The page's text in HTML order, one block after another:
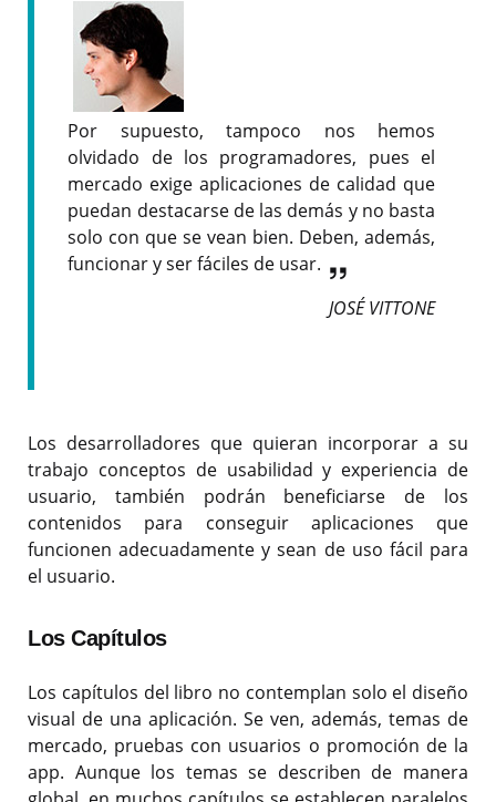
Por supuesto, tampoco nos hemos
olvidado de los programadores, pues el
mercado exige aplicaciones de calidad que
puedan destacarse de las demás y no basta
solo con que se vean bien. Deben, además,
funcionar y ser fáciles de usar.
JOSÉ VITTONE
Los desarrolladores que quieran incorporar a su
trabajo conceptos de usabilidad y experiencia de
usuario, también podrán beneficiarse de los
contenidos para conseguir aplicaciones que
funcionen adecuadamente y sean de uso fácil para
el usuario.
Los Capítulos
Los capítulos del libro no contemplan solo el diseño
visual de una aplicación. Se ven, además, temas de
mercado, pruebas con usuarios o promoción de la
app. Aunque los temas se describen de manera